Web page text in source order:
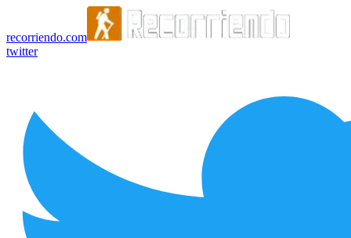
recorriendo.com
twitter